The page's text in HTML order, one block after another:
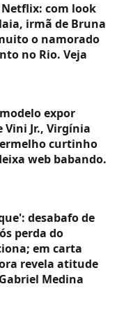
Netflix: com look
irmã de Bruna
o namorado
no Rio. Veja
expor
Jr., Virgínia
curtinho
web babando.
desabafo de
perda do
em carta
revela atitude
Medina